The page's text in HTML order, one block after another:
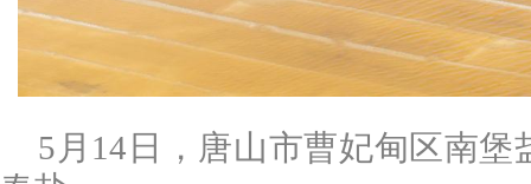
5月14日，唐山市曹妃甸区南